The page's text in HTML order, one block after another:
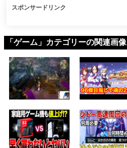
スポンサードリンク
「ゲーム」カテゴリーの関連画像